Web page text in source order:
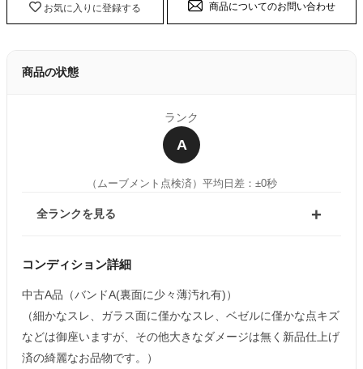
お気に入りに登録する 商品についてのお問い合わせ
商品の状態
ランク
A
（ムーブメント点検済） 平均日差：±0秒
全ランクを見る
コンディション詳細
中古A品（バンドA(裏面に少々薄汚れ有)）
（細かなスレ、ガラス面に僅かなスレ、ベゼルに僅かな点キズ
などは御座いますが、その他大きなダメージは無く新品仕上げ
済の綺麗なお品物です。）